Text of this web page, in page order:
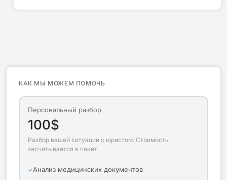
КАК МЫ МОЖЕМ ПОМОЧЬ
Персональный разбор
100$
Разбор вашей ситуации с юристом. Стоимость
засчитывается в пакет.
Анализ медицинских документов